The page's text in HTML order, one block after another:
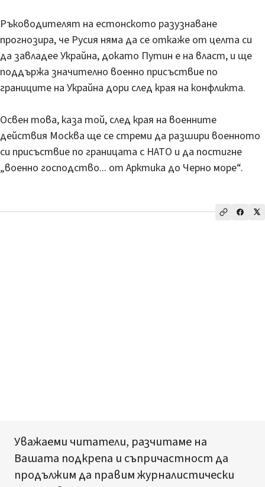
Ръководителят на естонското разузнаване
прогнозира, че Русия няма да се откаже от целта си
да завладее Украйна, докато Путин е на власт, и ще
поддържа значително военно присъствие по
границите на Украйна дори след края на конфликта.
Освен това, каза той, след края на военните
действия Москва ще се стреми да разшири военното
си присъствие по границата с НАТО и да постигне
„военно господство... от Арктика до Черно море“.
Уважаеми читатели, разчитаме на
Вашата подкрепа и съпричастност да
продължим да правим журналистически